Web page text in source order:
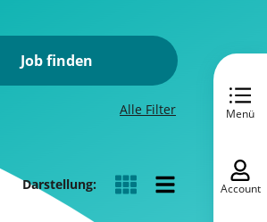
Job finden
Alle Filter
Darstellung:
Menü
Account